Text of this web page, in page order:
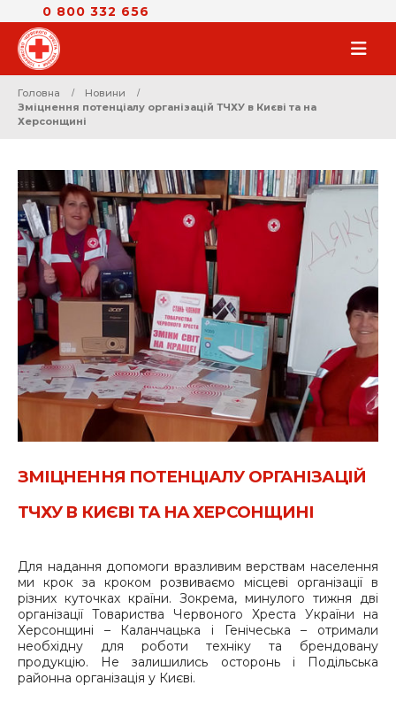
0 800 332 656
Головна
Новини
Зміцнення потенціалу організацій ТЧХУ в Києві та на
Херсонщині
ЗМІЦНЕННЯ ПОТЕНЦІАЛУ ОРГАНІЗАЦІЙ
ТЧХУ В КИЄВІ ТА НА ХЕРСОНЩИНІ
Для надання допомоги вразливим верствам населення
ми крок за кроком розвиваємо місцеві організації в
різних куточках країни. Зокрема, минулого тижня дві
організації Товариства Червоного Хреста України на
Херсонщині – Каланчацька і Генічеська – отримали
необхідну для роботи техніку та брендовану
продукцію. Не залишились осторонь і Подільська
районна організація у Києві.